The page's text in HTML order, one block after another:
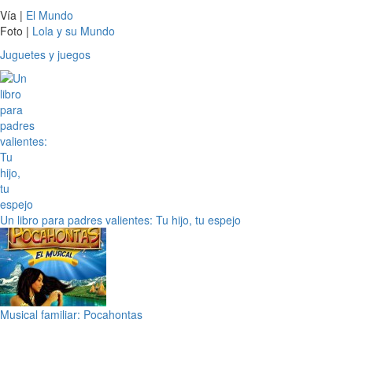
Vía | El Mundo
Foto | Lola y su Mundo
Juguetes y juegos
Un libro para padres valientes: Tu hijo, tu espejo
Musical familiar: Pocahontas